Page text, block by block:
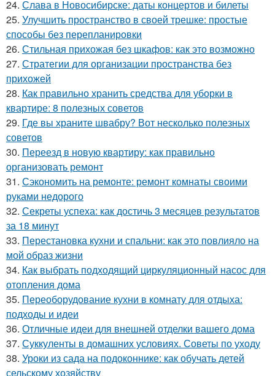
24. Слава в Новосибирске: даты концертов и билеты
25. Улучшить пространство в своей трешке: простые
способы без перепланировки
26. Стильная прихожая без шкафов: как это возможно
27. Стратегии для организации пространства без
прихожей
28. Как правильно хранить средства для уборки в
квартире: 8 полезных советов
29. Где вы храните швабру? Вот несколько полезных
советов
30. Переезд в новую квартиру: как правильно
организовать ремонт
31. Сэкономить на ремонте: ремонт комнаты своими
руками недорого
32. Секреты успеха: как достичь 3 месяцев результатов
за 18 минут
33. Перестановка кухни и спальни: как это повлияло на
мой образ жизни
34. Как выбрать подходящий циркуляционный насос для
отопления дома
35. Переоборудование кухни в комнату для отдыха:
подходы и идеи
36. Отличные идеи для внешней отделки вашего дома
37. Суккуленты в домашних условиях. Советы по уходу
38. Уроки из сада на подоконнике: как обучать детей
сельскому хозяйству